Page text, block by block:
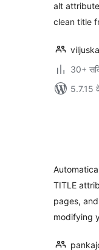
alt
clean title
viljuska
30+
5.7.15
TITLE
pages,
modifying